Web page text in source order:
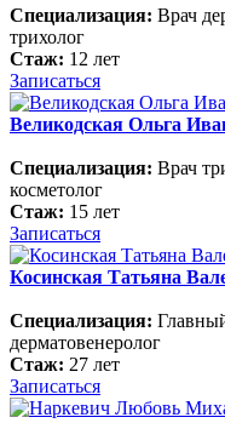
Специализация: Врач
трихолог
Стаж: 12 лет
Записаться
Великодская Ольга
Специализация: Врач
косметолог
Стаж: 15 лет
Записаться
Косинская Татьяна
Специализация:
дерматовенеролог
Стаж: 27 лет
Записаться